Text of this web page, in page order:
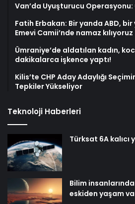
Van’da Uyuşturucu Operasyonu:
Fatih Erbakan: Bir yanda ABD, bir
Emevi Camii’nde namaz kılıyoruz
Ümraniye’de aldatılan kadın,
dakikalarca işkence yaptı!
Kilis’te CHP Aday Adaylığı
Tepkiler Yükseliyor
Teknoloji Haberleri
Türksat 6A kalıcı
Bilim
eskiden yaşam